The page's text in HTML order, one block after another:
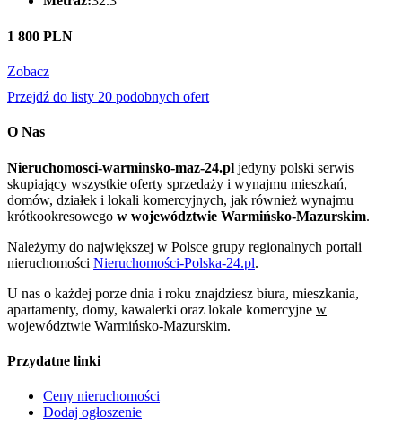
1 800 PLN
Zobacz
Przejdź do listy 20 podobnych ofert
O Nas
Nieruchomosci-warminsko-maz-24.pl jedyny polski serwis
skupiający wszystkie oferty sprzedaży i wynajmu mieszkań,
domów, działek i lokali komercyjnych, jak również wynajmu
krótkookresowego w województwie Warmińsko-Mazurskim.
Należymy do największej w Polsce grupy regionalnych portali
nieruchomości Nieruchomości-Polska-24.pl.
U nas o każdej porze dnia i roku znajdziesz biura, mieszkania,
apartamenty, domy, kawalerki oraz lokale komercyjne w
województwie Warmińsko-Mazurskim.
Przydatne linki
Ceny nieruchomości
Dodaj ogłoszenie